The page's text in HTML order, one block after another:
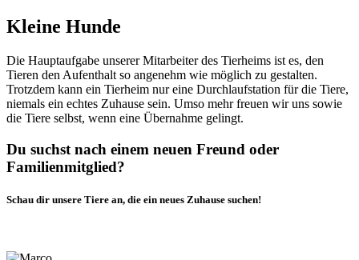
Kleine Hunde
Die Hauptaufgabe unserer Mitarbeiter des Tierheims ist es, den
Tieren den Aufenthalt so angenehm wie möglich zu gestalten.
Trotzdem kann ein Tierheim nur eine Durchlaufstation für die Tiere,
niemals ein echtes Zuhause sein. Umso mehr freuen wir uns sowie
die Tiere selbst, wenn eine Übernahme gelingt.
Du suchst nach einem neuen Freund oder
Familienmitglied?
Schau dir unsere Tiere an, die ein neues Zuhause suchen!